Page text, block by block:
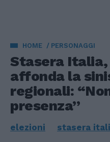
HOME PERSONAGGI
Stasera Italia,
affonda la
regionali:
presenza”
elezioni stasera